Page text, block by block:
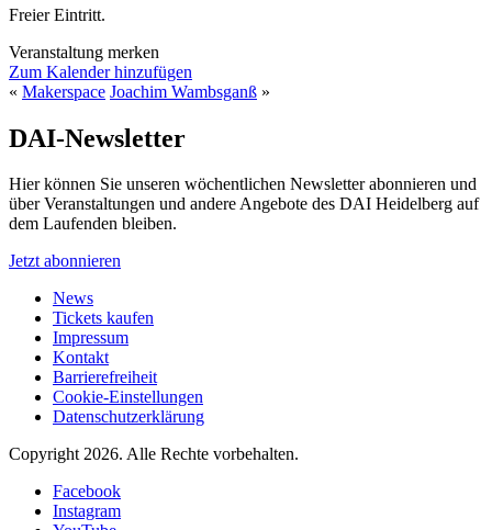
Freier Eintritt.
Veranstaltung merken
Zum Kalender hinzufügen
« Makerspace Joachim Wambsganß »
DAI-Newsletter
Hier können Sie unseren wöchentlichen Newsletter abonnieren und
über Veranstaltungen und andere Angebote des DAI Heidelberg auf
dem Laufenden bleiben.
Jetzt abonnieren
News
Tickets kaufen
Impressum
Kontakt
Barrierefreiheit
Cookie-Einstellungen
Datenschutzerklärung
Copyright 2026. Alle Rechte vorbehalten.
Facebook
Instagram